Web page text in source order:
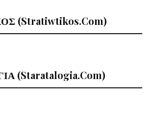
(stratiwtikos.com)
(staratalogia.com)